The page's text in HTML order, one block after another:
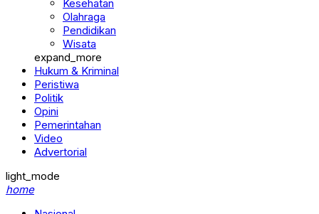
Kesehatan
Olahraga
Pendidikan
Wisata
expand_more
Hukum & Kriminal
Peristiwa
Politik
Opini
Pemerintahan
Video
Advertorial
light_mode
home